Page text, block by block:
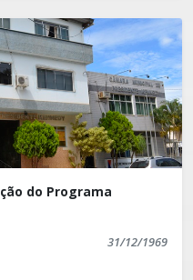
do Programa
31/12/1969